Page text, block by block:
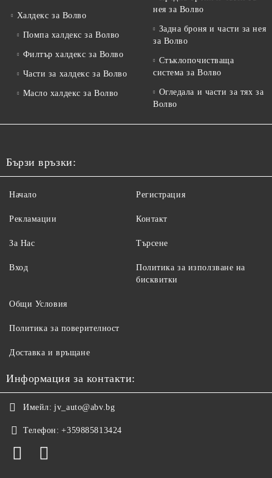
Халдекс за Волво
Помпа халдекс за Волво
Филтър халдекс за Волво
Части за халдекс за Волво
Масло халдекс за Волво
нея за Волво
Задна броня и части за нея
за Волво
Стъклопочистваща
система за Волво
Огледала и части за тях за
Волво
Бързи връзки:
Начало
Рекламации
За Нас
Вход
Регистрация
Контакт
Търсене
Политика за използване на
бисквитки
Общи Условия
Политика за поверителност
Доставка и връщане
Информация за контакти:
Имейл: jv_auto@abv.bg
Телефон: +359885813424